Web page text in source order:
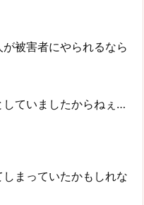
被害者にやられるなら
ていましたからねぇ…
まっていたかもしれな